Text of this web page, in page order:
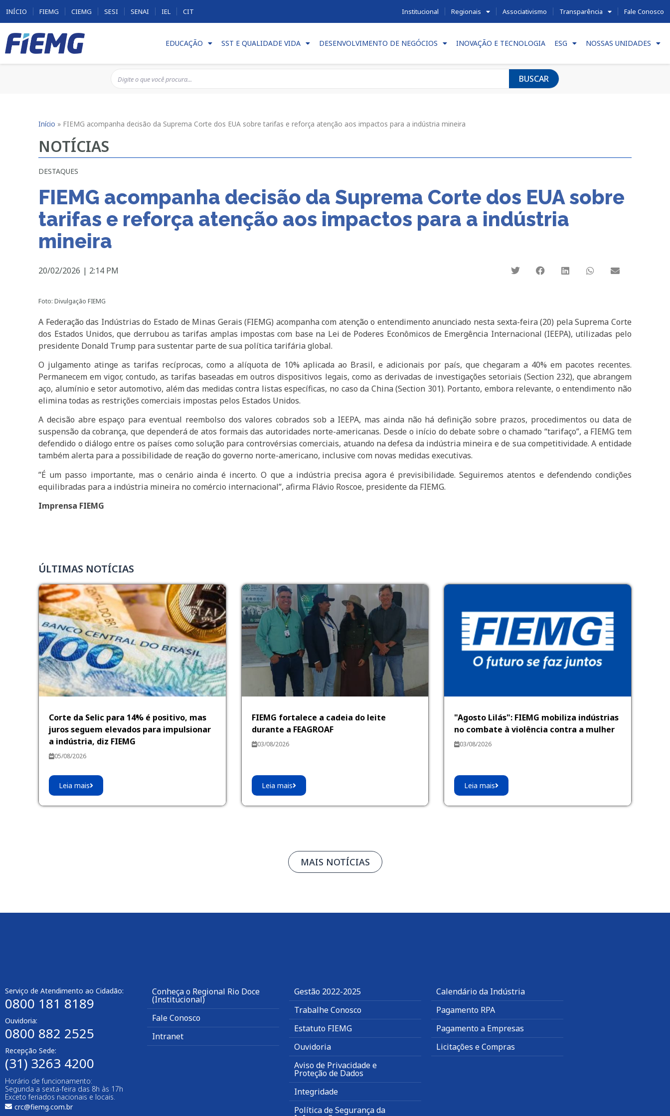
INÍCIO FIEMG CIEMG SESI SENAI IEL CIT Institucional Regionais Associativismo Transparência Fale Conosco
EDUCAÇÃO SST E QUALIDADE VIDA DESENVOLVIMENTO DE NEGÓCIOS INOVAÇÃO E TECNOLOGIA ESG NOSSAS UNIDADES
BUSCAR
Início » FIEMG acompanha decisão da Suprema Corte dos EUA sobre tarifas e reforça atenção aos impactos para a indústria mineira
NOTÍCIAS
DESTAQUES
FIEMG acompanha decisão da Suprema Corte dos EUA sobre
tarifas e reforça atenção aos impactos para a indústria
mineira
20/02/2026 | 2:14 PM
Foto: Divulgação FIEMG
A Federação das Indústrias do Estado de Minas Gerais (FIEMG) acompanha com atenção o entendimento anunciado nesta sexta-feira (20) pela Suprema Corte
dos Estados Unidos, que derrubou as tarifas amplas impostas com base na Lei de Poderes Econômicos de Emergência Internacional (IEEPA), utilizadas pelo
presidente Donald Trump para sustentar parte de sua política tarifária global.
O julgamento atinge as tarifas recíprocas, como a alíquota de 10% aplicada ao Brasil, e adicionais por país, que chegaram a 40% em pacotes recentes.
Permanecem em vigor, contudo, as tarifas baseadas em outros dispositivos legais, como as derivadas de investigações setoriais (Section 232), que abrangem
aço, alumínio e setor automotivo, além das medidas contra listas específicas, no caso da China (Section 301). Portanto, embora relevante, o entendimento não
elimina todas as restrições comerciais impostas pelos Estados Unidos.
A decisão abre espaço para eventual reembolso dos valores cobrados sob a IEEPA, mas ainda não há definição sobre prazos, procedimentos ou data de
suspensão da cobrança, que dependerá de atos formais das autoridades norte-americanas. Desde o início do debate sobre o chamado “tarifaço”, a FIEMG tem
defendido o diálogo entre os países como solução para controvérsias comerciais, atuando na defesa da indústria mineira e de sua competitividade. A entidade
também alerta para a possibilidade de reação do governo norte-americano, inclusive com novas medidas executivas.
”É um passo importante, mas o cenário ainda é incerto. O que a indústria precisa agora é previsibilidade. Seguiremos atentos e defendendo condições
equilibradas para a indústria mineira no comércio internacional”, afirma Flávio Roscoe, presidente da FIEMG.
Imprensa FIEMG
ÚLTIMAS NOTÍCIAS
Corte da Selic para 14% é positivo, mas
juros seguem elevados para impulsionar
a indústria, diz FIEMG
05/08/2026
Leia mais
FIEMG fortalece a cadeia do leite
durante a FEAGROAF
03/08/2026
Leia mais
"Agosto Lilás": FIEMG mobiliza indústrias
no combate à violência contra a mulher
03/08/2026
Leia mais
MAIS NOTÍCIAS
Serviço de Atendimento ao Cidadão:
0800 181 8189
Ouvidoria:
0800 882 2525
Recepção Sede:
(31) 3263 4200
Horário de funcionamento:
Segunda a sexta-feira das 8h às 17h
Exceto feriados nacionais e locais.
crc@fiemg.com.br
Conheça o Regional Rio Doce
(Institucional)
Fale Conosco
Intranet
Gestão 2022-2025
Trabalhe Conosco
Estatuto FIEMG
Ouvidoria
Aviso de Privacidade e
Proteção de Dados
Integridade
Política de Segurança da
Calendário da Indústria
Pagamento RPA
Pagamento a Empresas
Licitações e Compras